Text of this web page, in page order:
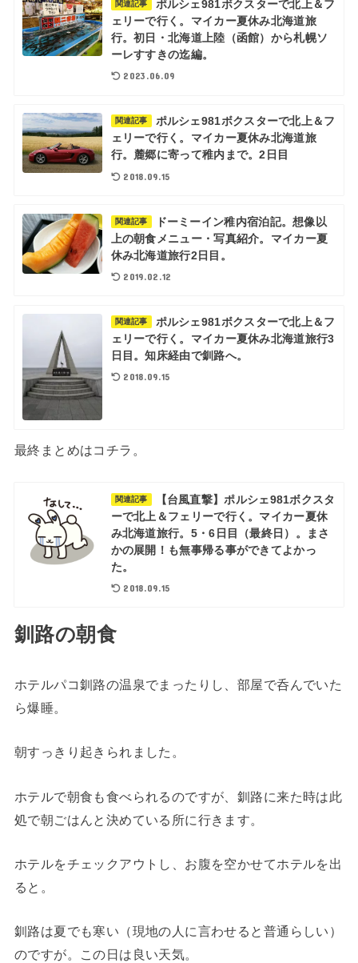
関連記事
ポルシェ981ボクスターで北上＆フ
ェリーで行く。マイカー夏休み北海道旅
行。初日・北海道上陸（函館）から札幌ソ
ーレすすきの迄編。
2023.06.09
関連記事
ポルシェ981ボクスターで北上＆フ
ェリーで行く。マイカー夏休み北海道旅
行。麓郷に寄って稚内まで。2日目
2018.09.15
関連記事
ドーミーイン稚内宿泊記。想像以
上の朝食メニュー・写真紹介。マイカー夏
休み北海道旅行2日目。
2019.02.12
関連記事
ポルシェ981ボクスターで北上＆フ
ェリーで行く。マイカー夏休み北海道旅行3
日目。知床経由で釧路へ。
2018.09.15
最終まとめはコチラ。
関連記事
【台風直撃】ポルシェ981ボクスタ
ーで北上＆フェリーで行く。マイカー夏休
み北海道旅行。5・6日目（最終日）。まさ
かの展開！も無事帰る事ができてよかっ
た。
2018.09.15
釧路の朝食
ホテルパコ釧路の温泉でまったりし、部屋で呑んでいた
ら爆睡。
朝すっきり起きられました。
ホテルで朝食も食べられるのですが、釧路に来た時は此
処で朝ごはんと決めている所に行きます。
ホテルをチェックアウトし、お腹を空かせてホテルを出
ると。
釧路は夏でも寒い（現地の人に言わせると普通らしい）
のですが。この日は良い天気。